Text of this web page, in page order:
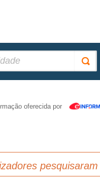
oferecida por
pesquisaram